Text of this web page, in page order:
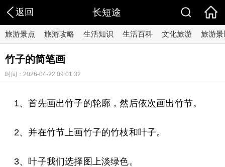
返回 长短途
旅游景点 旅游攻略 生活知识 生活百科 文化旅游 旅游景
竹子的简笔画
时间：2026-04-22 09:01:32
1、首先画出竹子的轮廓，然后依次画出竹节。
2、并在竹节上画竹子的竹枝和叶子。
3、叶子我们选择图上淡绿色。